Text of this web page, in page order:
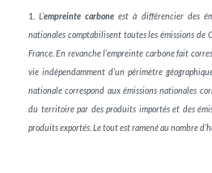
1.L’empreinte carboneest à différencier des
nationales comptabilisent toutes les émissions de
France. En revanche l’empreinte carbone fait
vie indépendamment d’un périmètre
nationale correspond aux émissions nationales
du territoire par des produits importés et des
produits exportés. Le tout est ramené au nombre